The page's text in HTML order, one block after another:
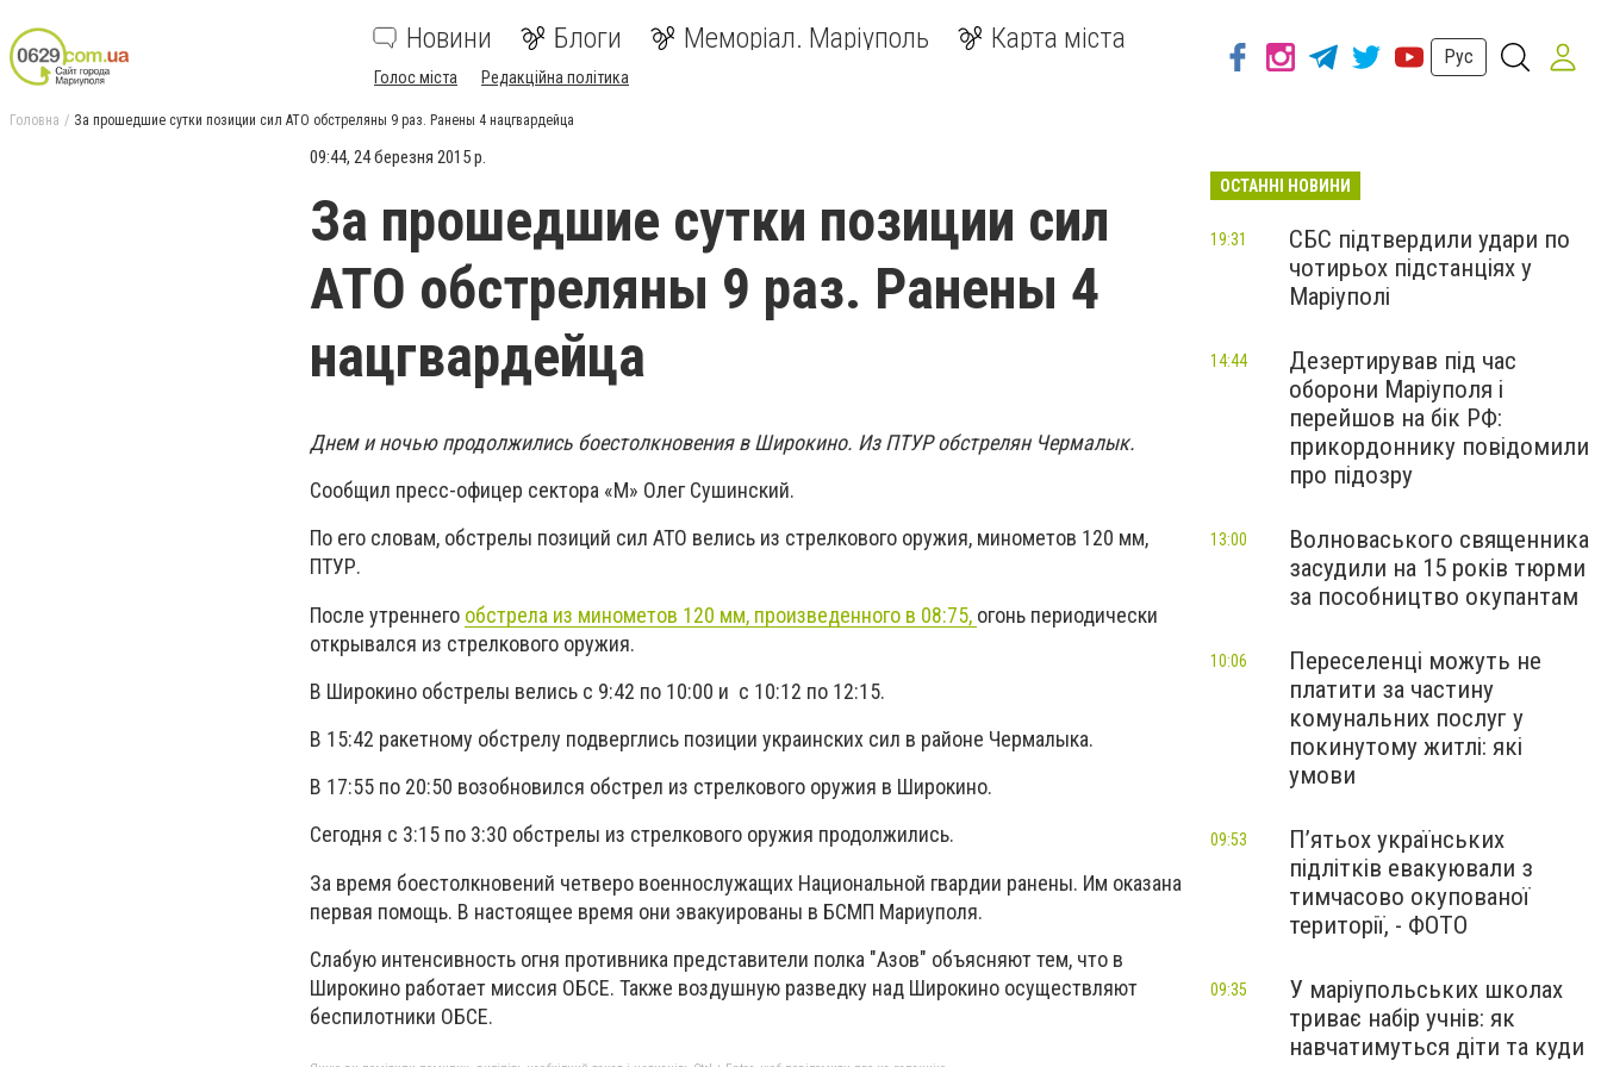
Новини Блоги Меморіал. Маріуполь Карта міста
Голос міста Редакційна політика
Рус
Головна За прошедшие сутки позиции сил АТО обстреляны 9 раз. Ранены 4 нацгвардейца
09:44, 24 березня 2015 р.
За прошедшие сутки позиции сил
АТО обстреляны 9 раз. Ранены 4
нацгвардейца
Днем и ночью продолжились боестолкновения в Широкино. Из ПТУР обстрелян Чермалык.
Сообщил пресс-офицер сектора «М» Олег Сушинский.
По его словам, обстрелы позиций сил АТО велись из стрелкового оружия, минометов 120 мм,
ПТУР.
После утреннего обстрела из минометов 120 мм, произведенного в 08:75, огонь периодически
открывался из стрелкового оружия.
В Широкино обстрелы велись с 9:42 по 10:00 и с 10:12 по 12:15.
В 15:42 ракетному обстрелу подверглись позиции украинских сил в районе Чермалыка.
В 17:55 по 20:50 возобновился обстрел из стрелкового оружия в Широкино.
Сегодня с 3:15 по 3:30 обстрелы из стрелкового оружия продолжились.
За время боестолкновений четверо военнослужащих Национальной гвардии ранены. Им оказана
первая помощь. В настоящее время они эвакуированы в БСМП Мариуполя.
Слабую интенсивность огня противника представители полка "Азов" объясняют тем, что в
Широкино работает миссия ОБСЕ. Также воздушную разведку над Широкино осуществляют
беспилотники ОБСЕ.
ОСТАННІ НОВИНИ
СБС підтвердили удари по
чотирьох підстанціях у
Маріуполі
19:31
Дезертирував під час
оборони Маріуполя і
перейшов на бік РФ:
прикордоннику повідомили
про підозру
14:44
Волноваського священника
засудили на 15 років тюрми
за пособництво окупантам
13:00
Переселенці можуть не
платити за частину
комунальних послуг у
покинутому житлі: які
умови
10:06
П’ятьох українських
підлітків евакуювали з
тимчасово окупованої
території, - ФОТО
09:53
У маріупольських школах
триває набір учнів: як
навчатимуться діти та куди
09:35